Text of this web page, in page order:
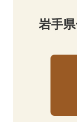
岩手